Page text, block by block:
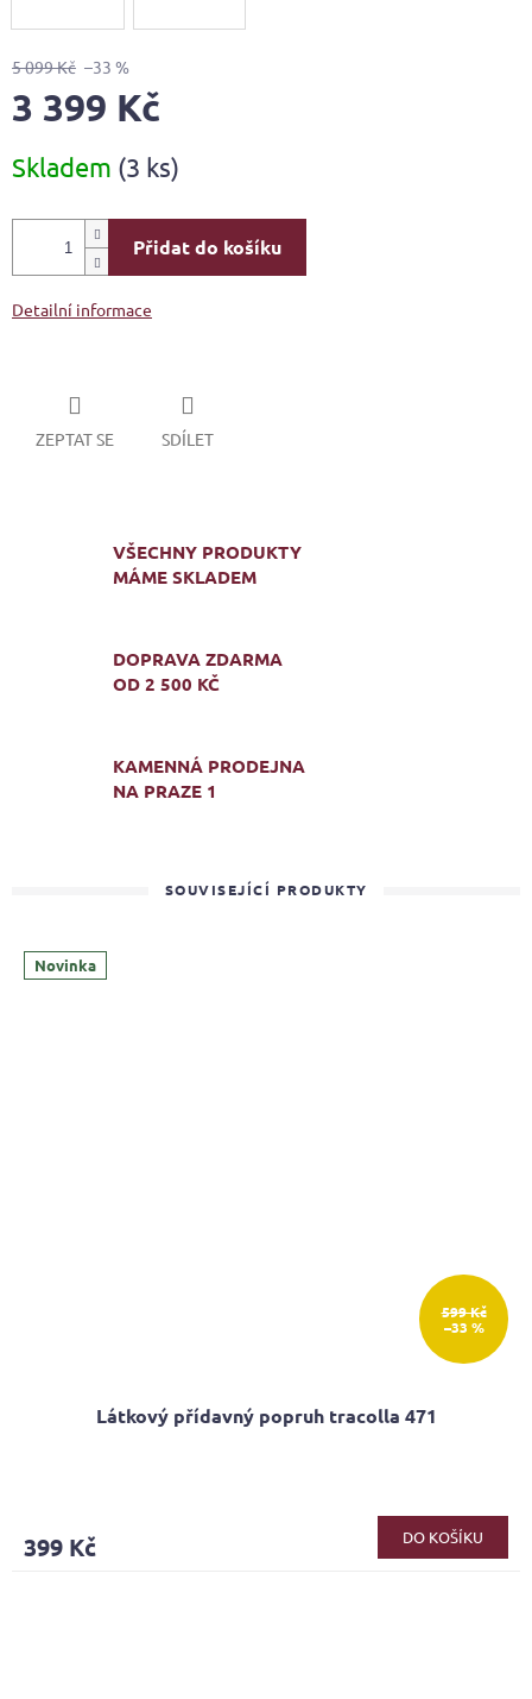
5 099 Kč –33 %
3 399 Kč
cena:
Skladem (3 ks)
Přidat do košíku
Detailní informace
ZEPTAT SE SDÍLET
VŠECHNY PRODUKTY
MÁME SKLADEM
DOPRAVA ZDARMA
OD 2 500 KČ
KAMENNÁ PRODEJNA
NA PRAZE 1
SOUVISEJÍCÍ PRODUKTY
Novinka
599 Kč
–33 %
Látkový přídavný popruh tracolla 471
399 Kč DO KOŠÍKU